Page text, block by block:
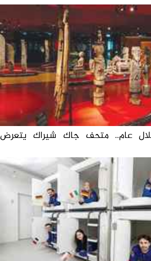
خلال عام.. متحف جاك شيراك يتعرض